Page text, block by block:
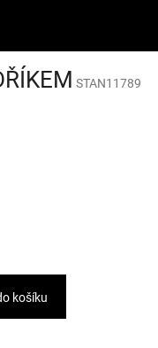
STAN11789
košíku